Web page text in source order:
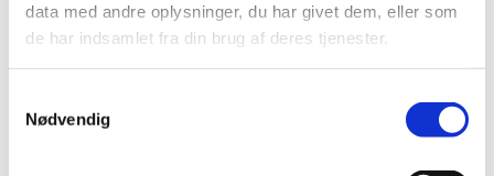
data med andre oplysninger, du har givet dem, eller som
de har indsamlet fra din brug af deres tjenester.
Nødvendig
2008 (8)
2007 (3)
2005 (2)